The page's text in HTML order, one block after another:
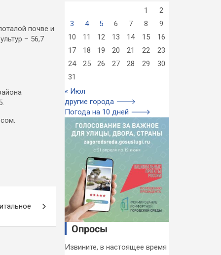
почве и
– 56,7
1
2
3
4 5 6 7 8
9
10
11 12 13 14 15
16
17
18 19 20 21 22
23
24
25 26 27 28 29
30
31
« Июл
другие города 🡒
Погода на 10 дней 🡒
Опросы
Извините, в настоящее время